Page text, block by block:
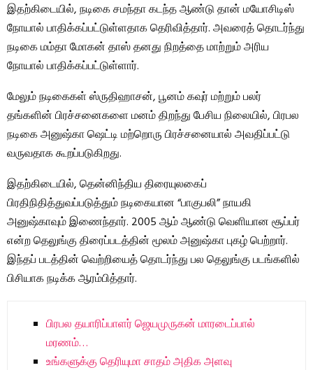
இதற்கிடையில், நடிகை சமந்தா கடந்த ஆண்டு தான் மயோசிடிஸ்
நோயால் பாதிக்கப்பட்டுள்ளதாக தெரிவித்தார். அவரைத் தொடர்ந்து
நடிகை மம்தா மோகன் தாஸ் தனது நிறத்தை மாற்றும் அரிய
நோயால் பாதிக்கப்பட்டுள்ளார்.
மேலும் நடிகைகள் ஸ்ருதிஹாசன், பூனம் கவுர் மற்றும் பலர்
தங்களின் பிரச்சனைகளை மனம் திறந்து பேசிய நிலையில், பிரபல
நடிகை அனுஷ்கா ஷெட்டி மற்றொரு பிரச்சனையால் அவதிப்பட்டு
வருவதாக கூறப்படுகிறது.
இதற்கிடையில், தென்னிந்திய திரையுலகைப்
பிரதிநிதித்துவப்படுத்தும் நடிகையான “பாகுபலி” நாயகி
அனுஷ்காவும் இணைந்தார். 2005 ஆம் ஆண்டு வெளியான சூப்பர்
என்ற தெலுங்கு திரைப்படத்தின் மூலம் அனுஷ்கா புகழ் பெற்றார்.
இந்தப் படத்தின் வெற்றியைத் தொடர்ந்து பல தெலுங்கு படங்களில்
பிசியாக நடிக்க ஆரம்பித்தார்.
பிரபல தயாரிப்பாளர் ஜெயமுருகன் மாரடைப்பால்
மரணம்…
உங்களுக்கு தெரியுமா சாதம் அதிக அளவு